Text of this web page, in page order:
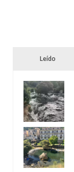
Leído